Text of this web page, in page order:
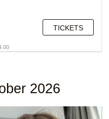
TICKETS
2026